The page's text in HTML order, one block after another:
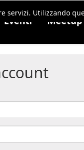
servizi. Utilizzando
Eventi Meetup